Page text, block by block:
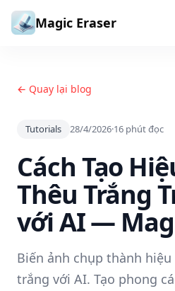
Bỏ qua đến nội dung
Magic Eraser
← Quay lại blog
Tutorials 28/4/2026·16 phút đọc
Cách Tạo
Thêu Trắng
với AI —
Biến ảnh chụp thành
trắng với AI. Tạo phong